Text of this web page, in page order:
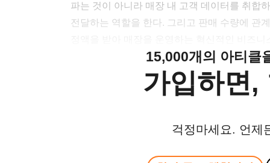
파는 것이 아니라 매장 내 고객 데이터를 취합
전달하는 역할을 한다. 그리고 판매 수량에 관
15,000개의 아티클
가입하면,
걱정마세요. 언제